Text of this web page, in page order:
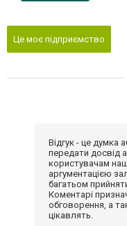
Це моє підприємство
Відгук - це думка
передати досвід
користувачам
аргументацією
багатьом
Коментарі
обговорення, а
цікавлять.